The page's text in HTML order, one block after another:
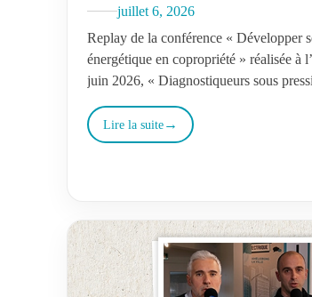
juillet 6, 2026
Replay de la conférence « Développer
énergétique en copropriété » réalisée à
juin 2026, « Diagnostiqueurs sous
Lire la suite